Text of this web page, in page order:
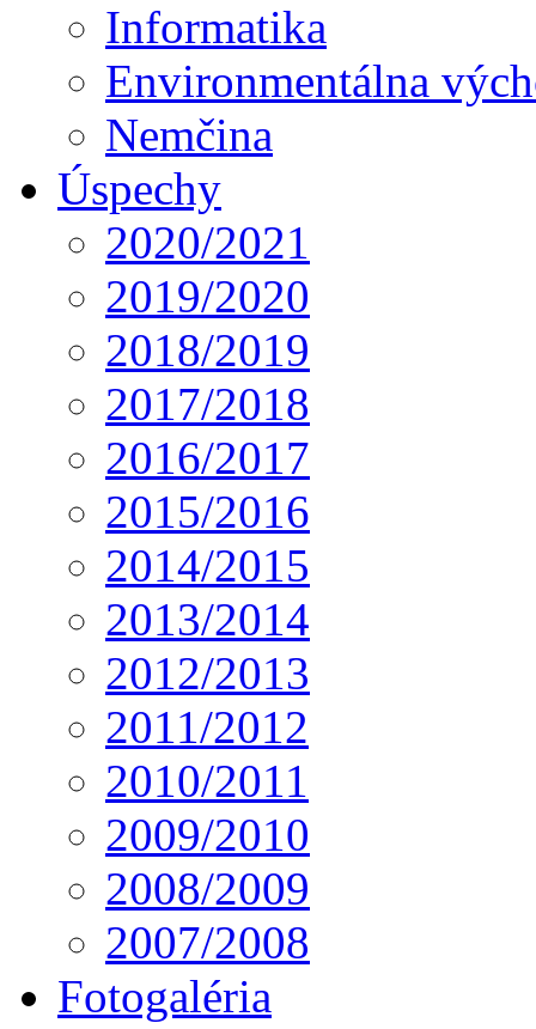
Informatika
Environmentálna
Nemčina
Úspechy
2020/2021
2019/2020
2018/2019
2017/2018
2016/2017
2015/2016
2014/2015
2013/2014
2012/2013
2011/2012
2010/2011
2009/2010
2008/2009
2007/2008
Fotogaléria